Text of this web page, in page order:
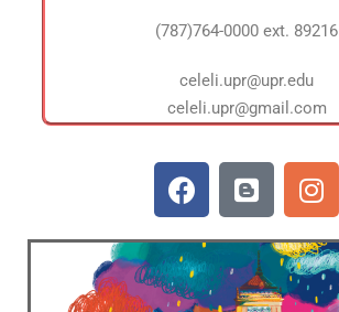
(787)764-0000 ext. 89216
celeli.upr@upr.edu
celeli.upr@gmail.com